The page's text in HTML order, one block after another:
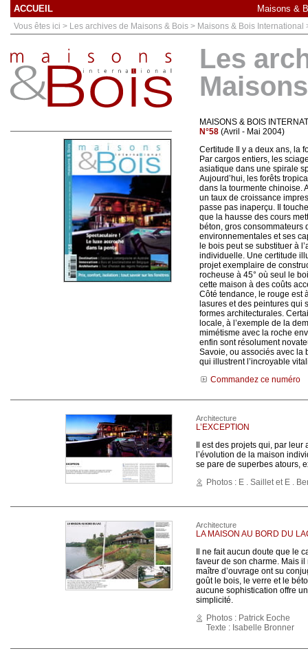
ACCUEIL Maisons &
Vous êtes ici > Les archives de Maisons & Bois > Maisons & Bois International
Les
MAISONS & BOIS
N°58 (Avril - Mai 2004)
Certitude Il y a deux ans, la
Par cargos entiers, les
asiatique dans une spirale
Aujourd’hui, les forêts
dans la tourmente chinoise.
un taux de croissance
passe pas inaperçu. Il
que la hausse des cours
béton, gros consommateurs
environnementales et ses
le bois peut se substituer à
individuelle. Une certitude
projet exemplaire de
rocheuse à 45° où seul le
cette maison à des coûts
Côté tendance, le rouge est
lasures et des peintures qui
formes architecturales.
locale, à l’exemple de la
mimétisme avec la roche
enfin sont résolument
Savoie, ou associés avec la
qui illustrent l’incroyable
Commandez ce numéro
Architecture
L’EXCEPTION
Il est des projets qui, par
l’évolution de la maison
se pare de superbes atours,
Photos : E . Saillet et E .
Architecture
LA MAISON AU BORD DU
Il ne fait aucun doute que le
faveur de son charme. Mais il
maître d’ouvrage ont su
goût le bois, le verre et le
aucune sophistication offre
simplicité.
Photos : Patrick Eoche
Texte : Isabelle Bronner